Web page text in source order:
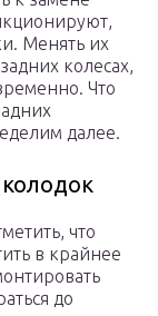
Менять их
колесах,
Что
далее.
что
в крайнее
до